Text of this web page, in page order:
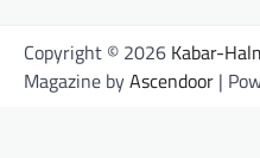
Copyright © 2026 Kabar-
Magazine byAscendoor |